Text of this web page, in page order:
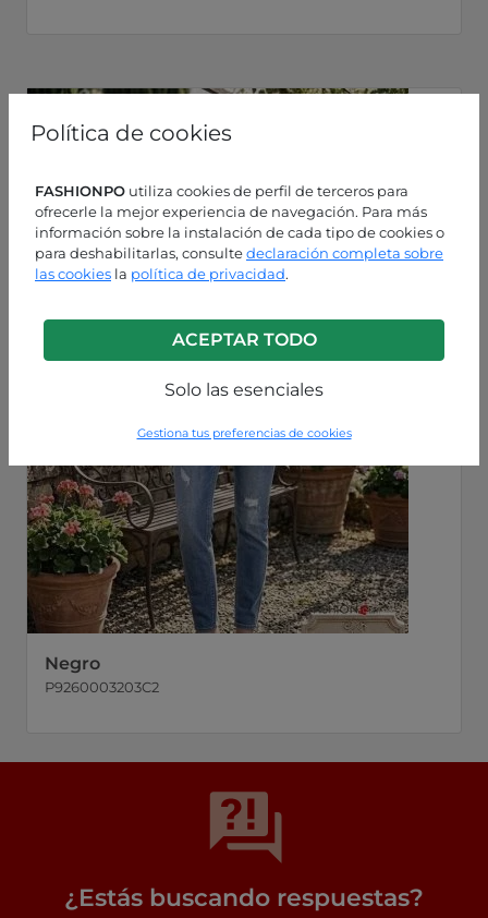
Política de cookies
FASHIONPO utiliza cookies de perfil de terceros para
ofrecerle la mejor experiencia de navegación. Para más
información sobre la instalación de cada tipo de cookies o
para deshabilitarlas, consultedeclaración completa sobre
las cookies la política de privacidad.
ACEPTAR TODO
Solo las esenciales
Gestiona tus preferencias de cookies
Negro
P9260003203C2
¿Estás buscando respuestas?